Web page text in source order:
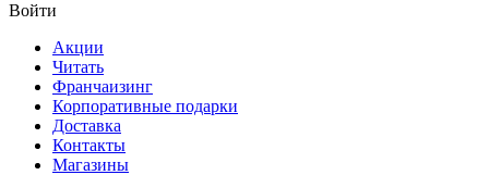
Войти
Акции
Читать
Франчаизинг
Корпоративные подарки
Доставка
Контакты
Магазины